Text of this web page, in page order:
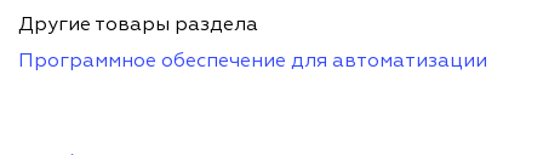
Другие товары раздела
Программное обеспечение для автоматизации